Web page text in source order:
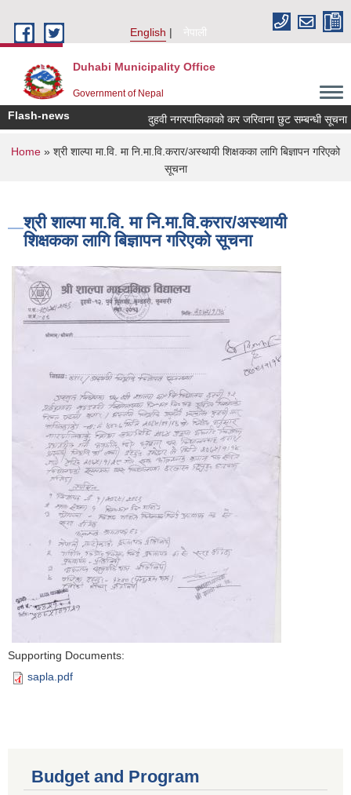
English
नेपाली
Duhabi Municipality Office
Government of Nepal
Flash-news दुहवी नगरपालिकाको कर जरिवाना छुट सम्बन्धी
You are here
Home » श्री शाल्पा मा.वि. मा नि.मा.वि.करार/अस्थायी शिक्षकका लागि बिज्ञापन गरिएको
सूचना
श्री शाल्पा मा.वि. मा नि.मा.वि.करार/अस्थायी
शिक्षकका लागि बिज्ञापन गरिएको सूचना
Supporting Documents:
sapla.pdf
Budget and Program